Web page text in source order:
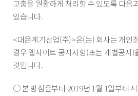
고충을 원활하게 처리할 수 있도록 다음
있습니다.
<대윤계기산업(주)>은(는) 회사는 개인
경우 웹사이트 공지사항(또는 개별공지)
것입니다.
○ 본 방침은부터 2019년 1월 1일부터